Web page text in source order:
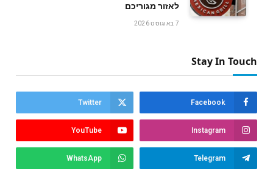
לאזור מגוריכם
7 באוגוסט 2026
Stay In Touch
Facebook
Twitter
Instagram
YouTube
Telegram
WhatsApp